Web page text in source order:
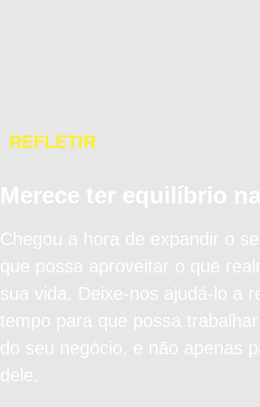
REFLETIR
Merece ter equilíbrio
Chegou a hora de expandir o
que possa aproveitar o que
sua vida. Deixe-nos ajudá-lo a
tempo para que possa
do seu negócio, e não apenas
dele.